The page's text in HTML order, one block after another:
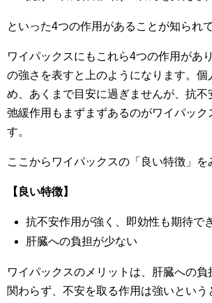
といった4つの作用があることが知られ
ワイパックスにもこれら4つの作用があ
の強さを表すと上のようになります。個
め、あくまで目安に過ぎませんが、抗不
弛緩作用もまずまずあるのがワイパック
す。
ここからワイパックスの「良い特徴」を
【良い特徴】
抗不安作用が強く、即効性も期待で
肝臓への負担が少ない
ワイパックスのメリットは、肝臓への負
関わらず、不安を取る作用は強いという